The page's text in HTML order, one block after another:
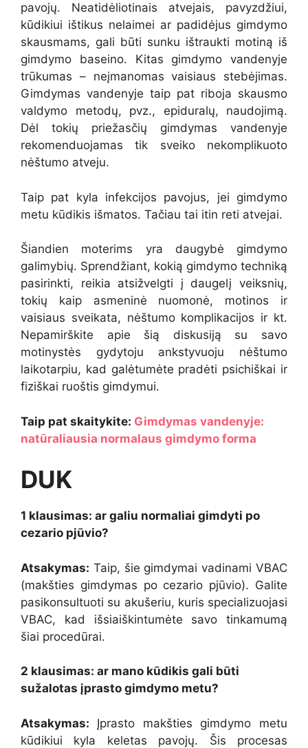
pavojų. Neatidėliotinais atvejais, pavyzdžiui,
kūdikiui ištikus nelaimei ar padidėjus gimdymo
skausmams, gali būti sunku ištraukti motiną iš
gimdymo baseino. Kitas gimdymo vandenyje
trūkumas – neįmanomas vaisiaus stebėjimas.
Gimdymas vandenyje taip pat riboja skausmo
valdymo metodų, pvz., epiduralų, naudojimą.
Dėl tokių priežasčių gimdymas vandenyje
rekomenduojamas tik sveiko nekomplikuoto
nėštumo atveju.
Taip pat kyla infekcijos pavojus, jei gimdymo
metu kūdikis išmatos. Tačiau tai itin reti atvejai.
Šiandien moterims yra daugybė gimdymo
galimybių. Sprendžiant, kokią gimdymo techniką
pasirinkti, reikia atsižvelgti į daugelį veiksnių,
tokių kaip asmeninė nuomonė, motinos ir
vaisiaus sveikata, nėštumo komplikacijos ir kt.
Nepamirškite apie šią diskusiją su savo
motinystės gydytoju ankstyvuoju nėštumo
laikotarpiu, kad galėtumėte pradėti psichiškai ir
fiziškai ruoštis gimdymui.
Taip pat skaitykite: Gimdymas vandenyje:
natūraliausia normalaus gimdymo forma
DUK
1 klausimas: ar galiu normaliai gimdyti po
cezario pjūvio?
Atsakymas: Taip, šie gimdymai vadinami VBAC
(makšties gimdymas po cezario pjūvio). Galite
pasikonsultuoti su akušeriu, kuris specializuojasi
VBAC, kad išsiaiškintumėte savo tinkamumą
šiai procedūrai.
2 klausimas: ar mano kūdikis gali būti
sužalotas įprasto gimdymo metu?
Atsakymas: Įprasto makšties gimdymo metu
kūdikiui kyla keletas pavojų. Šis procesas